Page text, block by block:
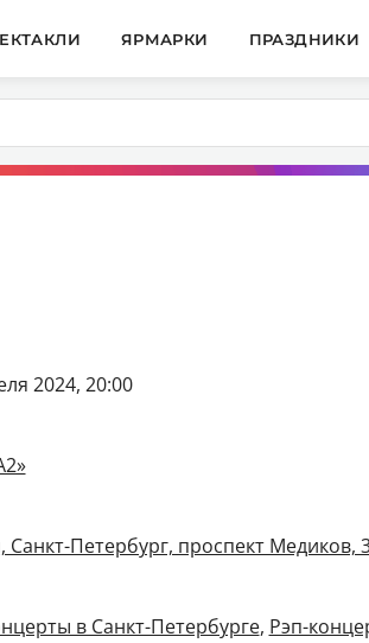
ЯРМАРКИ ПРАЗДНИКИ
2024, 20:00
Санкт-Петербург, проспект Медиков,
в Санкт-Петербурге, Рэп-